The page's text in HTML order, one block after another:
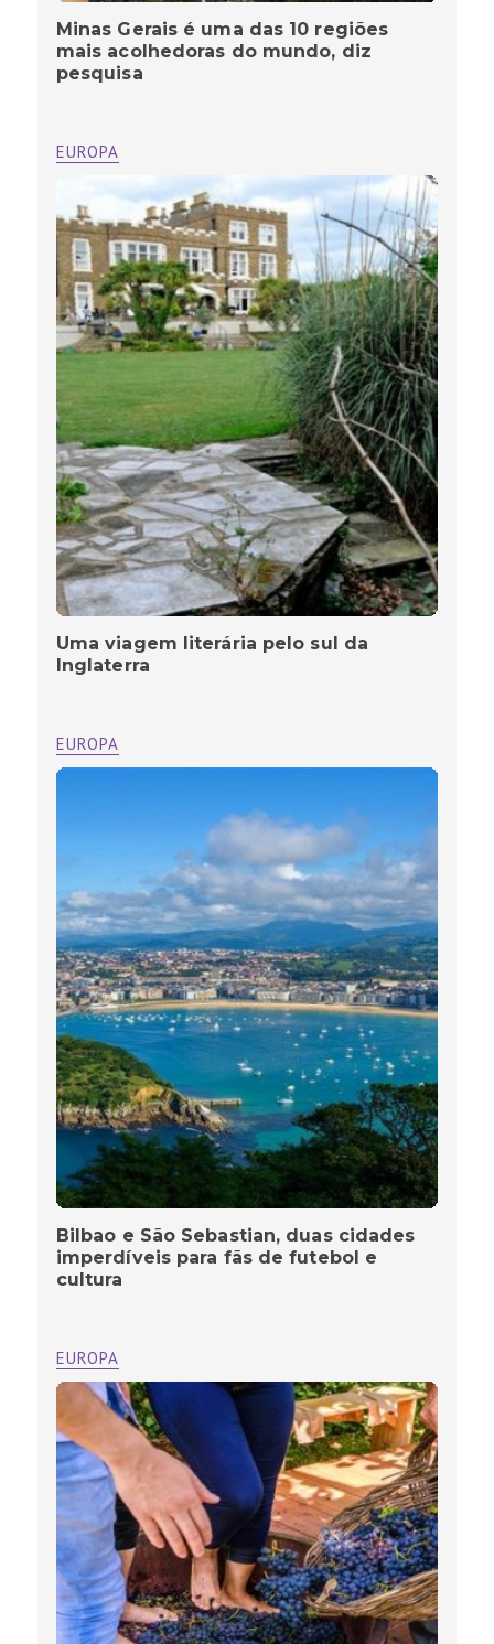
Minas Gerais é uma das 10 regiões
mais acolhedoras do mundo, diz
pesquisa
EUROPA
Uma viagem literária pelo sul da
Inglaterra
EUROPA
Bilbao e São Sebastian, duas cidades
imperdíveis para fãs de futebol e
cultura
EUROPA